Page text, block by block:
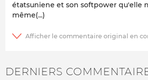
étatsuniene et son softpower qu'elle
même(...)
DERNIERS